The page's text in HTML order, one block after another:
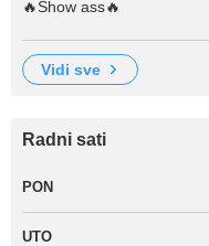
🔥Show ass🔥
vidi sve
Radni sati
PON
UTO